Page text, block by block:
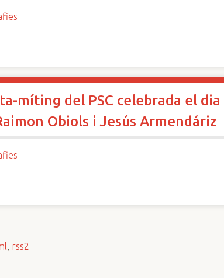
míting del PSC celebrada el
Obiols i Jesús Armendáriz
, rss2